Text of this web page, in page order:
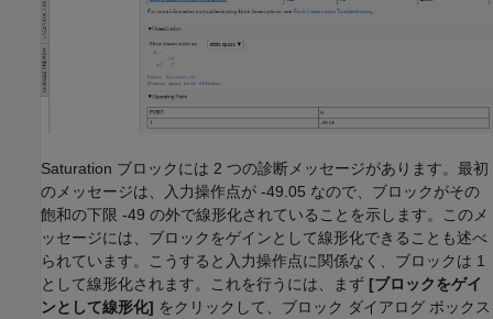
Saturation ブロックには 2 つの診断メッセージがあります。最初
のメッセージは、入力操作点が -49.05 なので、ブロックがその
飽和の下限 -49 の外で線形化されていることを示します。このメ
ッセージには、ブロックをゲインとして線形化できることも述べ
られています。こうすると入力操作点に関係なく、ブロックは 1
として線形化されます。これを行うには、まず [ブロックをゲイ
ンとして線形化] をクリックして、ブロック ダイアログ ボックス